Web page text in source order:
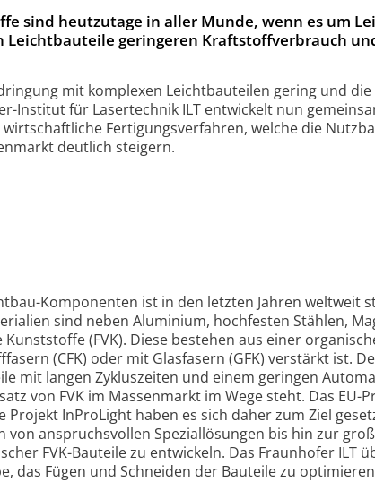
sind heutzutage in aller Munde, wenn es um
geringeren Kraftstoffverbrauch
mit komplexen Leichtbauteilen gering und
Institut für Lasertechnik ILT entwickelt nun
Fertigungsverfahren, welche die
deutlich steigern.
Komponenten ist in den letzten Jahren weltweit
sind neben Aluminium, hochfesten Stählen,
(FVK). Diese bestehen aus einer
(CFK) oder mit Glasfasern (GFK) verstärkt ist.
mit langen Zykluszeiten und einem geringen
von FVK im Massenmarkt im Wege steht. Das EU-
Projekt InProLight haben es sich daher zum Ziel
von anspruchsvollen Speziallösungen bis hin zur
FVK-Bauteile zu entwickeln. Das Fraunhofer ILT
das Fügen und Schneiden der Bauteile zu